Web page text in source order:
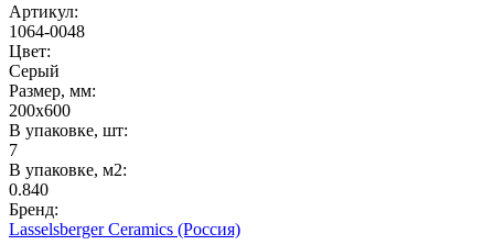
Артикул:
1064-0048
Цвет:
Серый
Размер, мм:
200x600
В упаковке, шт:
7
В упаковке, м2:
0.840
Бренд:
Lasselsberger Ceramics (Россия)